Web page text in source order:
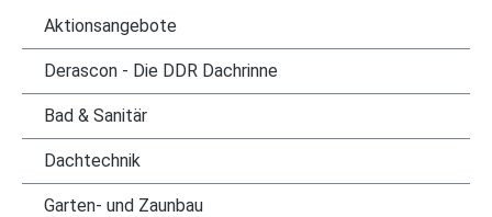
Aktionsangebote
Derascon - Die DDR Dachrinne
Bad & Sanitär
Dachtechnik
Garten- und Zaunbau